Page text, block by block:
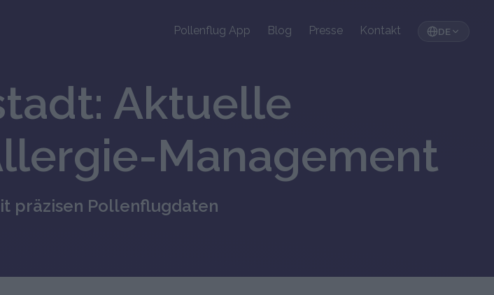
Pollenflug App Blog Presse Kontakt DE
Aktuelle
Management
präzisen Pollenflugdaten